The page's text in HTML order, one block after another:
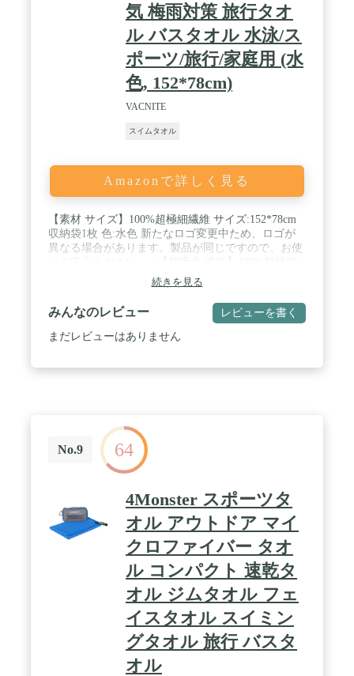
気 梅雨対策 旅行タオ
ル バスタオル 水泳/ス
ポーツ/旅行/家庭用 (水
色, 152*78cm)
VACNITE
スイムタオル
Amazonで詳しく見る
【素材 サイズ】100%超極細繊維 サイズ:152*78cm
収納袋1枚 色:水色 新たなロゴ変更中ため、ロゴが
異なる場合があります。製品が同じですので、お使
繊維生地ですので、吸水率が強いです。速乾性にも
優れているので、湿気の多い季節でも簡単に乾きま
す。 / 【柔らかい肌触り】肌にやさしくて抗菌防臭
効果があり、デリケートな赤ちゃんや小さなお子様
のお肌にも安心してお使い頂けます。 / 【高い耐久
張、公園、ピクニック、ジョギング、洗車、サッカ
ー試合、運動会など。
続きを見る
みんなのレビュー レビューを書く
まだレビューはありません
No.9 64
4Monster スポーツタ
オル アウトドア マイ
クロファイバー タオ
ル コンパクト 速乾タ
オル ジムタオル フェ
イスタオル スイミン
グタオル 旅行 バスタ
オル